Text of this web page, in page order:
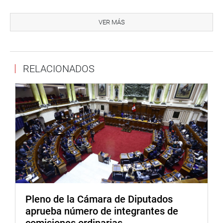
que vienen haciendo las direcciones regionales de salud
que tiene a cargo el gobierno regional.
“Exigimos la presencia de ellos. Se dice que en
Lambayeque no hay medicamentos pero cuando
región no asiste”, aseveró.
En la sesión participó Hugo Valencia Mariñas, director
general del Instituto Regional de Enfermedades
Neoplásicas Norte (IREN), quien demandó mayor recurso
humano para la atención de pacientes con cáncer.
También, Karim Quiroz Castillo, coordinadora regional del
programa presupuestal de prevención y control de cáncer.
2609 casos de cáncer, con mayor incidencia en la mujer
con 61.8% y 38.18% en varones.
VER MÁS
RELACIONADOS
Pleno de la Cámara de Diputados
aprueba número de integrantes de